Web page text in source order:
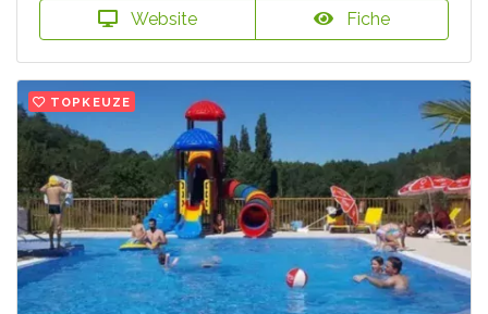
Website Fiche
TOPKEUZE